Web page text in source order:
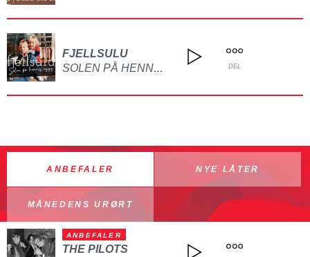
FJELLSULU
SOLEN PÅ HENNES RYGG DEL
ANBEFALER NYE LÅTER
MÅNEDENS URØRT
ANBEFALER
THE PILOTS